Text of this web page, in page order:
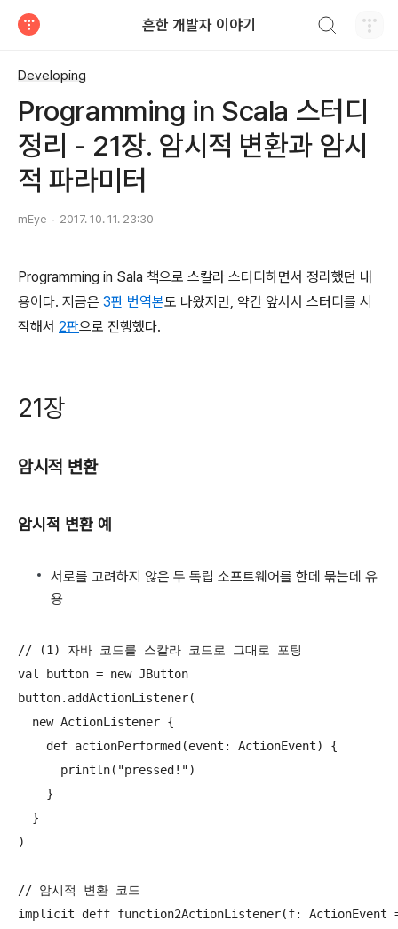
흔한 개발자 이야기
Developing
Programming in Scala 스터디
정리 - 21장. 암시적 변환과 암시
적 파라미터
mEye 2017. 10. 11. 23:30
Programming in Sala 책으로 스칼라 스터디하면서 정리했던 내
용이다. 지금은 3판 번역본도 나왔지만, 약간 앞서서 스터디를 시
작해서 2판으로 진행했다.
21장
암시적 변환
암시적 변환 예
서로를 고려하지 않은 두 독립 소프트웨어를 한데 묶는데 유
용
// (1) 자바 코드를 스칼라 코드로 그대로 포팅
val button = new JButton
button.addActionListener(
  new ActionListener {
    def actionPerformed(event: ActionEvent) {
      println("pressed!")
    }
  }
)
// 암시적 변환 코드
implicit deff function2ActionListener(f: ActionEvent